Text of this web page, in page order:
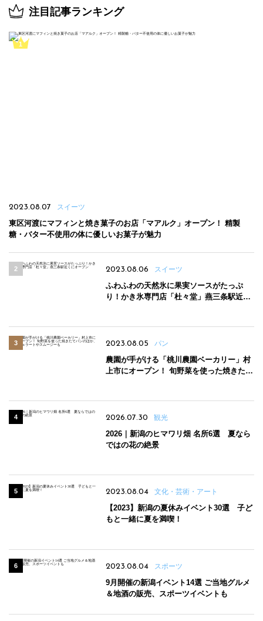
注目記事ランキング
2023.08.07 スイーツ
東区河渡にマフィンと焼き菓子のお店「マアルク」オープン！ 精製
糖・バター不使用の体に優しいお菓子が魅力
2023.08.06 スイーツ
ふわふわの天然氷に果実ソースがたっぷ
り！かき氷専門店「杜々堂」燕三条駅近く
2023.08.05 パン
農園が手がける「桃川農園ベーカリー」村
上市にオープン！ 旬野菜を使った焼きたて
2026.07.30 観光
2026｜新潟のヒマワリ畑 名所6選 夏なら
ではの花の絶景
2023.08.04 文化・芸術・アート
【2023】新潟の夏休みイベント30選 子ど
もと一緒に夏を満喫！
2023.08.04 スポーツ
9月開催の新潟イベント14選 ご当地グルメ
＆地酒の販売、スポーツイベントも